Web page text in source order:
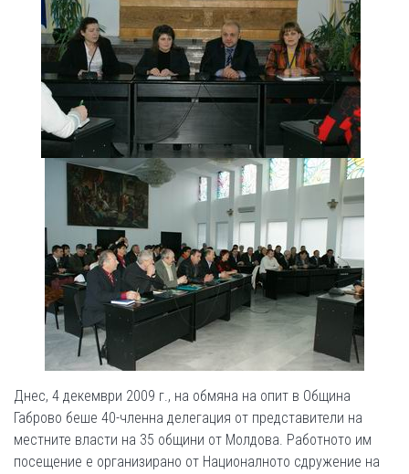
Днес, 4 декември 2009 г., на обмяна на опит в Община
Габрово беше 40-членна делегация от представители на
местните власти на 35 общини от Молдова. Работното им
посещение е организирано от Националното сдружение на